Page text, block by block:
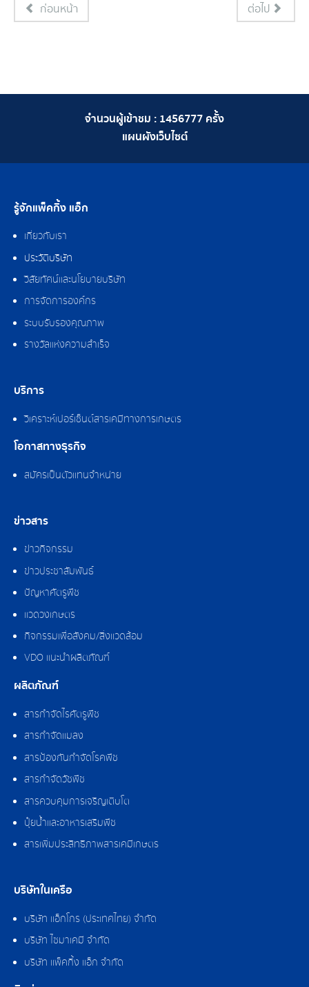
ก่อนหน้า ต่อไป
จำนวนผู้เข้าชม : 1456777 ครั้ง
แผนผังเว็บไซต์
รู้จักแพ็คกิ้ง แอ็ก
เกี่ยวกับเรา
ประวัติบริษัท
วิสัยทัศน์และนโยบายบริษัท
การจัดการองค์กร
ระบบรับรองคุณภาพ
รางวัลแห่งความสำเร็จ
บริการ
วิเคราะห์เปอร์เซ็นต์สารเคมีทางการเกษตร
โอกาสทางธุรกิจ
สมัครเป็นตัวแทนจำหน่าย
ข่าวสาร
ข่าวกิจกรรม
ข่าวประชาสัมพันธ์
ปัญหาศัตรูพืช
แวดวงเกษตร
กิจกรรมเพื่อสังคม/สิ่งแวดล้อม
VDO แนะนำผลิตภัณฑ์
ผลิตภัณฑ์
สารกำจัดไรศัตรูพืช
สารกำจัดแมลง
สารป้องกันกำจัดโรคพืช
สารกำจัดวัชพืช
สารควบคุมการเจริญเติบโต
ปุ๋ยน้ำและอาหารเสริมพืช
สารเพิ่มประสิทธิภาพสารเคมีเกษตร
บริษัทในเครือ
บริษัท แอ็กโกร (ประเทศไทย) จำกัด
บริษัท ไซมาเคมี จำกัด
บริษัท แพ็คกิ้ง แอ็ก จำกัด